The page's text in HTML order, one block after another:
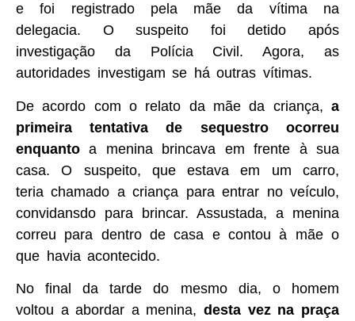
e foi registrado pela mãe da vítima na
delegacia. O suspeito foi detido após
investigação da Polícia Civil. Agora, as
autoridades investigam se há outras vítimas.
De acordo com o relato da mãe da criança, a
primeira tentativa de sequestro ocorreu
enquanto a menina brincava em frente à sua
casa. O suspeito, que estava em um carro,
teria chamado a criança para entrar no veículo,
convidansdo para brincar. Assustada, a menina
correu para dentro de casa e contou à mãe o
que havia acontecido.
No final da tarde do mesmo dia, o homem
voltou a abordar a menina,desta vez na praça